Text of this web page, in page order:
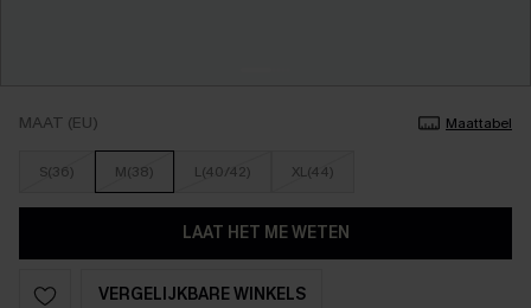
MAAT (EU) Maattabel
S(36) M(38) L(40/42) XL(44)
LAAT HET ME WETEN
VERGELIJKBARE WINKELS